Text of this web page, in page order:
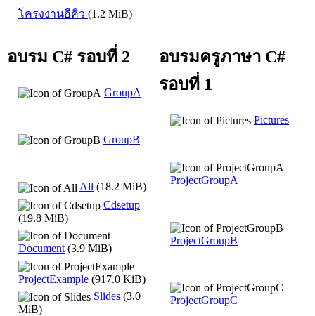
โครงงานอีคิว (1.2 MiB)
อบรม C# รอบที่ 2
GroupA
GroupB
All (18.2 MiB)
Cdsetup
(19.8 MiB)
Document (3.9 MiB)
ProjectExample (917.0 KiB)
Slides (3.0
MiB)
อบรมครูภาษา C#
รอบที่ 1
Pictures
ProjectGroupA
ProjectGroupB
ProjectGroupC